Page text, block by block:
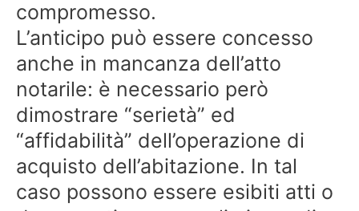
compromesso.
L’anticipo può essere concesso
anche in mancanza dell’atto
notarile: è necessario però
dimostrare “serietà” ed
“affidabilità” dell’operazione di
acquisto dell’abitazione. In tal
caso possono essere esibiti atti o